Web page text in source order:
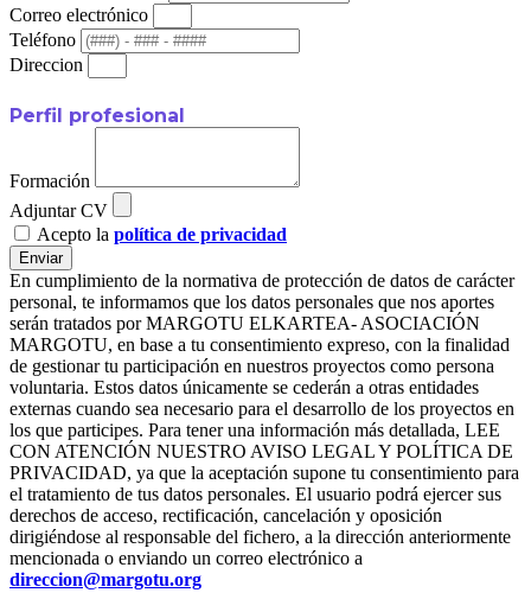
Correo electrónico
Teléfono
Direccion
Perfil profesional
Formación
Adjuntar CV
Acepto la política de privacidad
Enviar
En cumplimiento de la normativa de protección de datos de carácter
personal, te informamos que los datos personales que nos aportes
serán tratados por MARGOTU ELKARTEA- ASOCIACIÓN
MARGOTU, en base a tu consentimiento expreso, con la finalidad
de gestionar tu participación en nuestros proyectos como persona
voluntaria. Estos datos únicamente se cederán a otras entidades
externas cuando sea necesario para el desarrollo de los proyectos en
los que participes. Para tener una información más detallada, LEE
CON ATENCIÓN NUESTRO AVISO LEGAL Y POLÍTICA DE
PRIVACIDAD, ya que la aceptación supone tu consentimiento para
el tratamiento de tus datos personales. El usuario podrá ejercer sus
derechos de acceso, rectificación, cancelación y oposición
dirigiéndose al responsable del fichero, a la dirección anteriormente
mencionada o enviando un correo electrónico a
direccion@margotu.org